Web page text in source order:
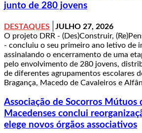
junto de 280 jovens
DESTAQUES
JULHO 27, 2026
O projeto DRR - (Des)Construir,
- concluiu o seu primeiro ano letivo de
assinalando o encerramento de uma
pelo envolvimento de 280 jovens,
de diferentes agrupamentos escolares
Bragança, Macedo de Cavaleiros e
Associação de Socorros Mútuos
Macedenses conclui
elege novos órgãos associativos